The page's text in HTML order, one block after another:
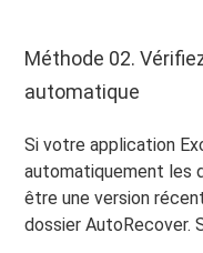
Méthode 02.
automatique
Si votre application
automatiquement les
être une version
dossier AutoRecover.